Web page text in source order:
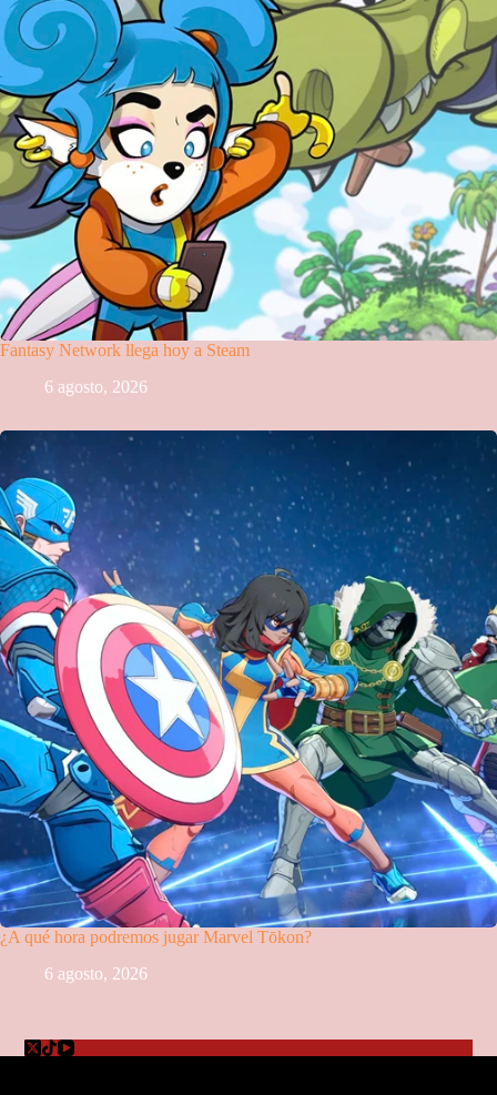
Fantasy Network llega hoy a Steam
6 agosto, 2026
¿A qué hora podremos jugar Marvel Tōkon?
6 agosto, 2026